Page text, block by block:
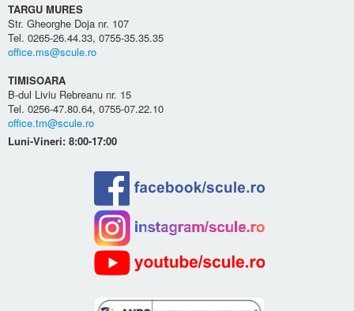
TARGU MURES
Str. Gheorghe Doja nr. 107
Tel. 0265-26.44.33, 0755-35.35.35
office.ms@scule.ro
TIMISOARA
B-dul Liviu Rebreanu nr. 15
Tel. 0256-47.80.64, 0755-07.22.10
office.tm@scule.ro
Luni-Vineri: 8:00-17:00